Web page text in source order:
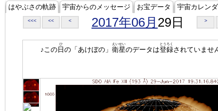
はやぶさの軌跡 宇宙からのメッセージ お宝データ 宇宙カレン
<<< << < 2017年06月 29日 >
♪この日
ひ
の「あけぼの」 衛星
えいせい
のデータは登録
とうろく
されていませ